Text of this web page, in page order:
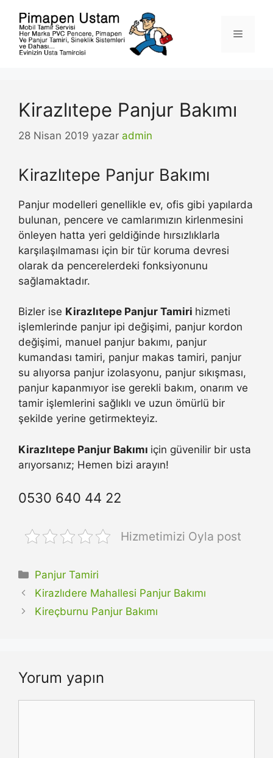
Menü
Kirazlıtepe Panjur Bakımı
28 Nisan 2019 yazar admin
Kirazlıtepe Panjur Bakımı
Panjur modelleri genellikle ev, ofis gibi yapılarda
bulunan, pencere ve camlarımızın kirlenmesini
önleyen hatta yeri geldiğinde hırsızlıklarla
karşılaşılmaması için bir tür koruma devresi
olarak da pencerelerdeki fonksiyonunu
sağlamaktadır.
Bizler ise Kirazlıtepe Panjur Tamiri hizmeti
işlemlerinde panjur ipi değişimi, panjur kordon
değişimi, manuel panjur bakımı, panjur
kumandası tamiri, panjur makas tamiri, panjur
su alıyorsa panjur izolasyonu, panjur sıkışması,
panjur kapanmıyor ise gerekli bakım, onarım ve
tamir işlemlerini sağlıklı ve uzun ömürlü bir
şekilde yerine getirmekteyiz.
Kirazlıtepe Panjur Bakımı için güvenilir bir usta
arıyorsanız; Hemen bizi arayın!
0530 640 44 22
Hizmetimizi Oyla post
Kategoriler
Panjur Tamiri
Kirazlıdere Mahallesi Panjur Bakımı
Kireçburnu Panjur Bakımı
Yorum yapın